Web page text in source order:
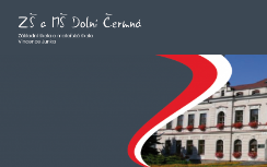
Skip to content